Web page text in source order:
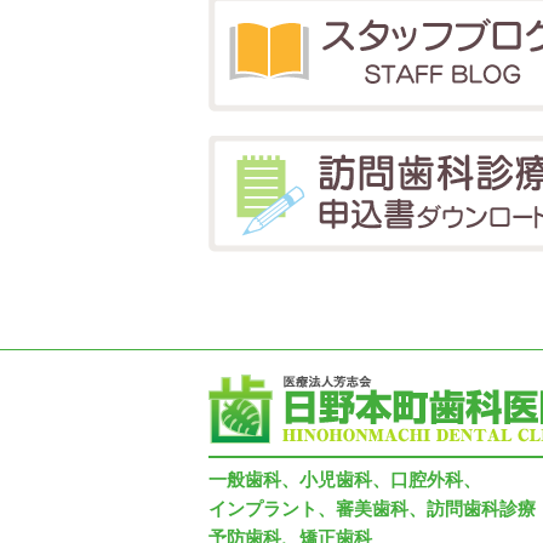
一般歯科、小児歯科、口腔外科、
インプラント、審美歯科、訪問歯科診療
予防歯科、矯正歯科